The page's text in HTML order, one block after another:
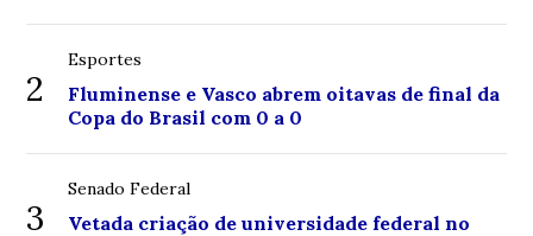
2
Esportes
Fluminense e Vasco abrem oitavas de final da
Copa do Brasil com 0 a 0
3
Senado Federal
Vetada criação de universidade federal no